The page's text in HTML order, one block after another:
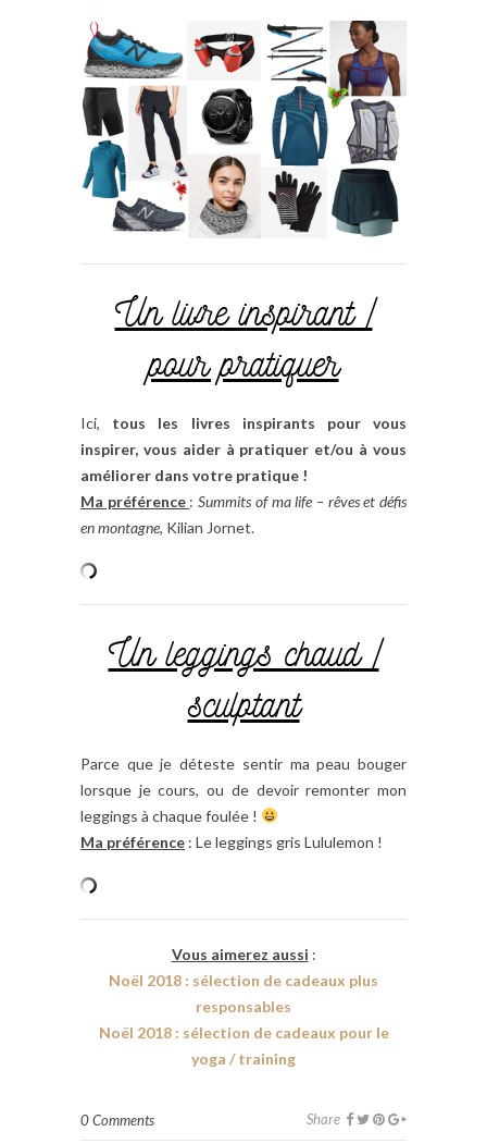
Un livre inspirant /
pour pratiquer
Ici, tous les livres inspirants pour vous
inspirer, vous aider à pratiquer et/ou à vous
améliorer dans votre pratique !
Ma préférence :Summits of ma life – rêves et défis
en montagne, Kilian Jornet.
Un leggings chaud /
sculptant
Parce que je déteste sentir ma peau bouger
lorsque je cours, ou de devoir remonter mon
leggings à chaque foulée !
Ma préférence : Le leggings gris Lululemon !
Vous aimerez aussi :
Noël 2018 : sélection de cadeaux plus
responsables
Noël 2018 : sélection de cadeaux pour le
yoga / training
0 Comments Share